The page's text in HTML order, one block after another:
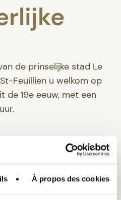
À propos des cookies
de prinselijke stad Le
Feuillien u welkom op
de 19e eeuw, met een